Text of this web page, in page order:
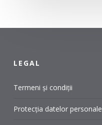
LEGAL
Termeni și condiții
Protecția datelor personale